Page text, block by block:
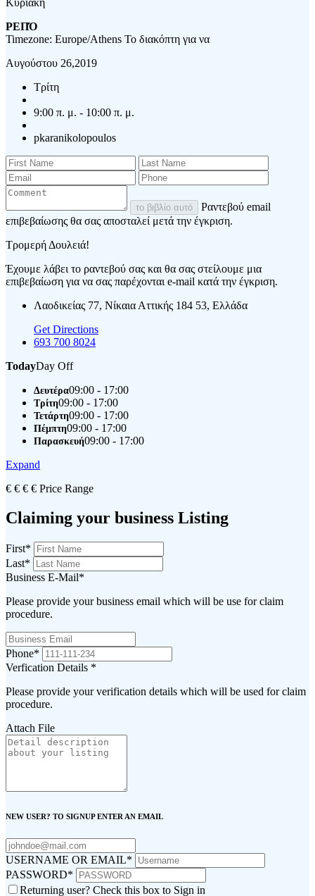
ΡΕΠΌ
Timezone: Europe/Athens Το διακόπτη για να
Αυγούστου 26,2019
Τρίτη
9:00 π. μ. - 10:00 π. μ.
pkaranikolopoulos
το βιβλίο αυτό
Ραντεβού email
επιβεβαίωσης θα σας αποσταλεί μετά την έγκριση.
Τρομερή Δουλειά!
Έχουμε λάβει το ραντεβού σας και θα σας στείλουμε μια
επιβεβαίωση για να σας παρέχονται e-mail κατά την έγκριση.
Λαοδικείας 77, Νίκαια Αττικής 184 53, Ελλάδα
Get Directions
693 700 8024
TodayDay Off
Δευτέρα09:00 - 17:00
Τρίτη09:00 - 17:00
Τετάρτη09:00 - 17:00
Πέμπτη09:00 - 17:00
Παρασκευή09:00 - 17:00
Expand
€ € € € Price Range
Claiming your business Listing
First*
Last*
Business E-Mail*
Please provide your business email which will be use for claim
procedure.
Phone*
Verfication Details *
Please provide your verification details which will be used for claim
procedure.
Attach File
NEW USER? TO SIGNUP ENTER AN EMAIL
USERNAME OR EMAIL*
PASSWORD*
Returning user? Check this box to Sign in